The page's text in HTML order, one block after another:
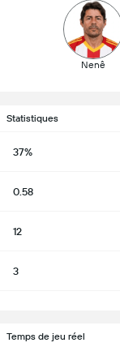
Nenê
Statistiques
37%
0.58
12
3
Temps de jeu réel